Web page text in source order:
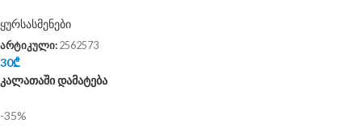
ყურსასმენები
არტიკული: 2562573
30₾
კალათაში დამატება
-35%